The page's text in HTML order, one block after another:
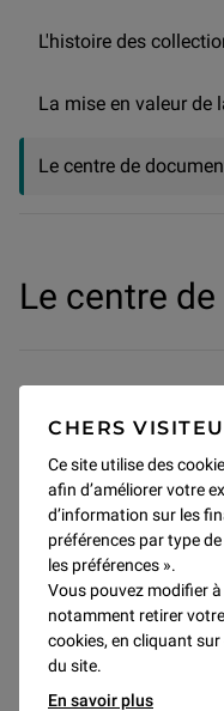
CHERS
Ce site utilise des
afin d’améliorer votre
d’information sur les
préférences par type
les préférences ».
Vous pouvez modifier
notamment retirer
cookies, en cliquant sur
du site.
En savoir plus
L'histoire des
La mise en valeur de
Le centre de
Le centre
Le service d’étude et
des Antiquités
d’archives, un fonds
constituée d’ouvrages
égyptienne et kouchite
tardive et l’Égypte
Accéder à la page du
documentation